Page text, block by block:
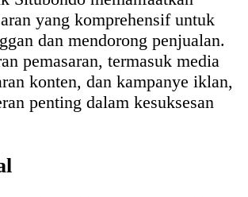
yang komprehensif untuk
dan mendorong penjualan.
pemasaran, termasuk media
konten, dan kampanye iklan,
penting dalam kesuksesan